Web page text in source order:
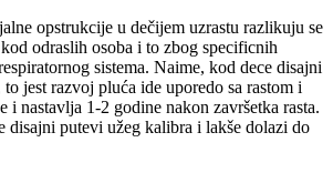
opstrukcije u dečijem uzrastu razlikuju se
odraslih osoba i to zbog specificnih
sistema. Naime, kod dece disajni
jest razvoj pluća ide uporedo sa rastom i
i nastavlja 1-2 godine nakon završetka rasta.
disajni putevi užeg kalibra i lakše dolazi do